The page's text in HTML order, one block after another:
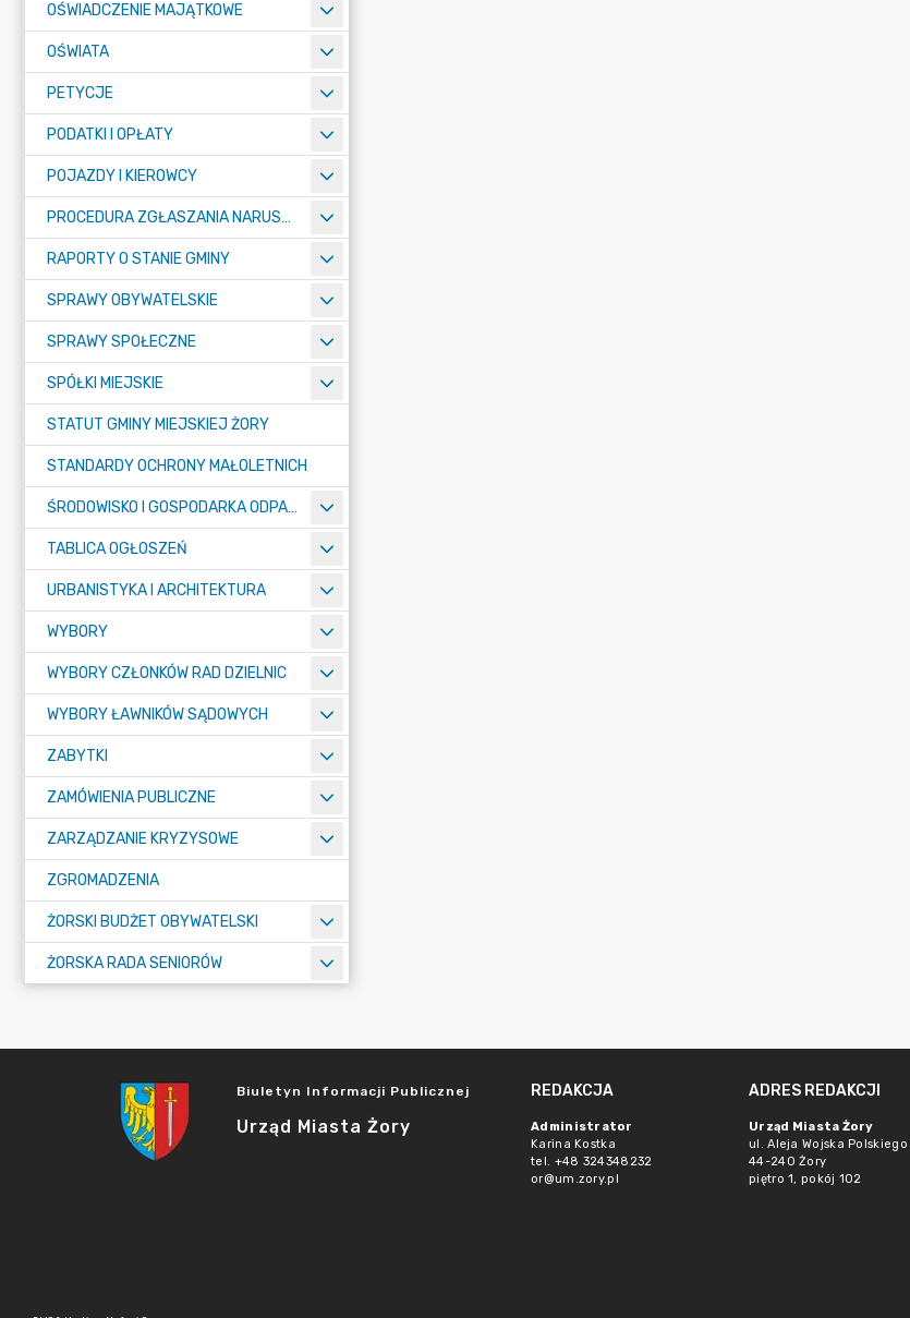
OŚWIADCZENIE MAJĄTKOWE
OŚWIATA
PETYCJE
PODATKI I OPŁATY
POJAZDY I KIEROWCY
PROCEDURA ZGŁASZANIA NARUSZEŃ PRAWA
RAPORTY O STANIE GMINY
SPRAWY OBYWATELSKIE
SPRAWY SPOŁECZNE
SPÓŁKI MIEJSKIE
STATUT GMINY MIEJSKIEJ ŻORY
STANDARDY OCHRONY MAŁOLETNICH
ŚRODOWISKO I GOSPODARKA ODPADAMI
TABLICA OGŁOSZEŃ
URBANISTYKA I ARCHITEKTURA
WYBORY
WYBORY CZŁONKÓW RAD DZIELNIC
WYBORY ŁAWNIKÓW SĄDOWYCH
ZABYTKI
ZAMÓWIENIA PUBLICZNE
ZARZĄDZANIE KRYZYSOWE
ZGROMADZENIA
ŻORSKI BUDŻET OBYWATELSKI
ŻORSKA RADA SENIORÓW
Biuletyn Informacji Publicznej
Urząd Miasta Żory
REDAKCJA
Administrator
Karina Kostka
tel. +48 324348232
or@um.zory.pl
ADRES REDAKCJI
Urząd Miasta Żory
ul. Aleja Wojska Polskiego
44-240 Żory
piętro 1, pokój 102